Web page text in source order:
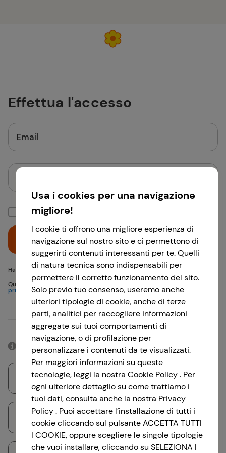
Effettua l'accesso
Email
Mantieni la sessione attiva
Hai problemi di accesso? {{recover-pwd}} o {{recover-email}}
Questo sito è protetto da reCAPTCHA e si applicano
privacy eTermini di servizioGoogle
Accedi
Oppure
Accedendo con il tuo account social, rimarrai connesso per 12 ore.
Accedi con Google
Usa i cookies per una navigazione
migliore!
I cookie ti offrono una migliore esperienza di
navigazione sul nostro sito e ci permettono di
suggerirti contenuti interessanti per te. Quelli
di natura tecnica sono indispensabili per
permettere il corretto funzionamento del sito.
Solo previo tuo consenso, useremo anche
ulteriori tipologie di cookie, anche di terze
parti, analitici per raccogliere informazioni
aggregate sui tuoi comportamenti di
navigazione, o di profilazione per
personalizzare i contenuti da te visualizzati.
Per maggiori informazioni su queste
tecnologie, leggi la nostra Cookie Policy . Per
ogni ulteriore dettaglio su come trattiamo i
tuoi dati, consulta anche la nostra Privacy
Policy . Puoi accettare l’installazione di tutti i
cookie cliccando sul pulsante ACCETTA TUTTI
I COOKIE, oppure scegliere le singole tipologie
che vuoi installare, cliccando su SELEZIONA I